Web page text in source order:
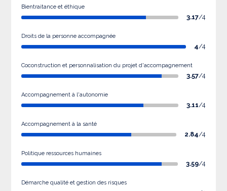
Bientraitance et éthique
3.17/4
Droits de la personne accompagnée
4/4
Coconstruction et personnalisation du projet d'accompagnement
3.57/4
Accompagnement à l'autonomie
3.11/4
Accompagnement à la santé
2.84/4
Politique ressources humaines
3.59/4
Démarche qualité et gestion des risques